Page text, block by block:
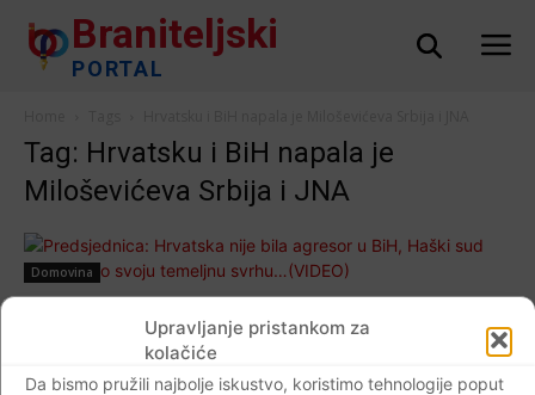
Upravljanje pristankom za
kolačiće
Da bismo pružili najbolje iskustvo, koristimo tehnologije poput
Braniteljski
PORTAL
Tag: Hrvatsku i BiH napala je
Miloševićeva Srbija i JNA
Domovina
Predsjednica: Hrvatska nije bila agresor u
BiH, Haški sud nije ispunio svoju temeljnu
svrhu…(VIDEO)